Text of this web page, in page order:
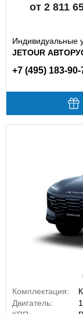
от 2 811
Индивидуальные
JETOUR
+7 (495) 183-90-
Комплектация:
Двигатель: